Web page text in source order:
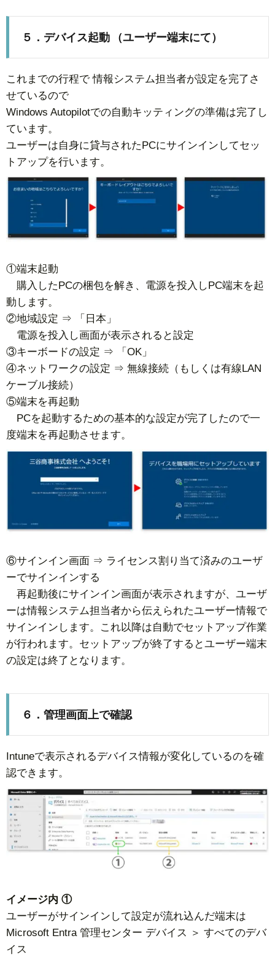
５．デバイス起動 （ユーザー端末にて）
これまでの行程で 情報システム担当者が設定を完了さ
せているので
Windows Autopilotでの自動キッティングの準備は完了し
ています。
ユーザーは自身に貸与されたPCにサインインしてセッ
トアップを行います。
①端末起動
購入したPCの梱包を解き、電源を投入しPC端末を起
動します。
②地域設定 ⇒ 「日本」
電源を投入し画面が表示されると設定
③キーボードの設定 ⇒ 「OK」
④ネットワークの設定 ⇒ 無線接続（もしくは有線LAN
ケーブル接続）
⑤端末を再起動
PCを起動するための基本的な設定が完了したので一
度端末を再起動させます。
⑥サインイン画面 ⇒ ライセンス割り当て済みのユーザ
ーでサインインする
再起動後にサインイン画面が表示されますが、ユーザ
ーは情報システム担当者から伝えられたユーザー情報で
サインインします。これ以降は自動でセットアップ作業
が行われます。セットアップが終了するとユーザー端末
の設定は終了となります。
６．管理画面上で確認
Intuneで表示されるデバイス情報が変化しているのを確
認できます。
イメージ内 ①
ユーザーがサインインして設定が流れ込んだ端末は
Microsoft Entra 管理センター デバイス ＞ すべてのデバ
イス